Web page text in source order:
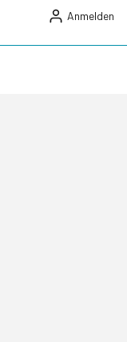
Anmelden